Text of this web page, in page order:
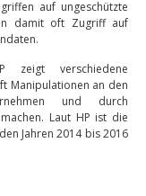
auf ungeschützte
damit oft Zugriff auf
verschiedene
Manipulationen an den
und durch
Laut HP ist die
Jahren 2014 bis 2016